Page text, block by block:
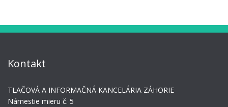
Kontakt
TLAČOVÁ A INFORMAČNÁ KANCELÁRIA ZÁHORIE
Námestie mieru č. 5